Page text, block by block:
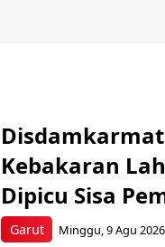
Garut
Kebakaran
Dipicu Sisa
Minggu, 9 Agu 2026